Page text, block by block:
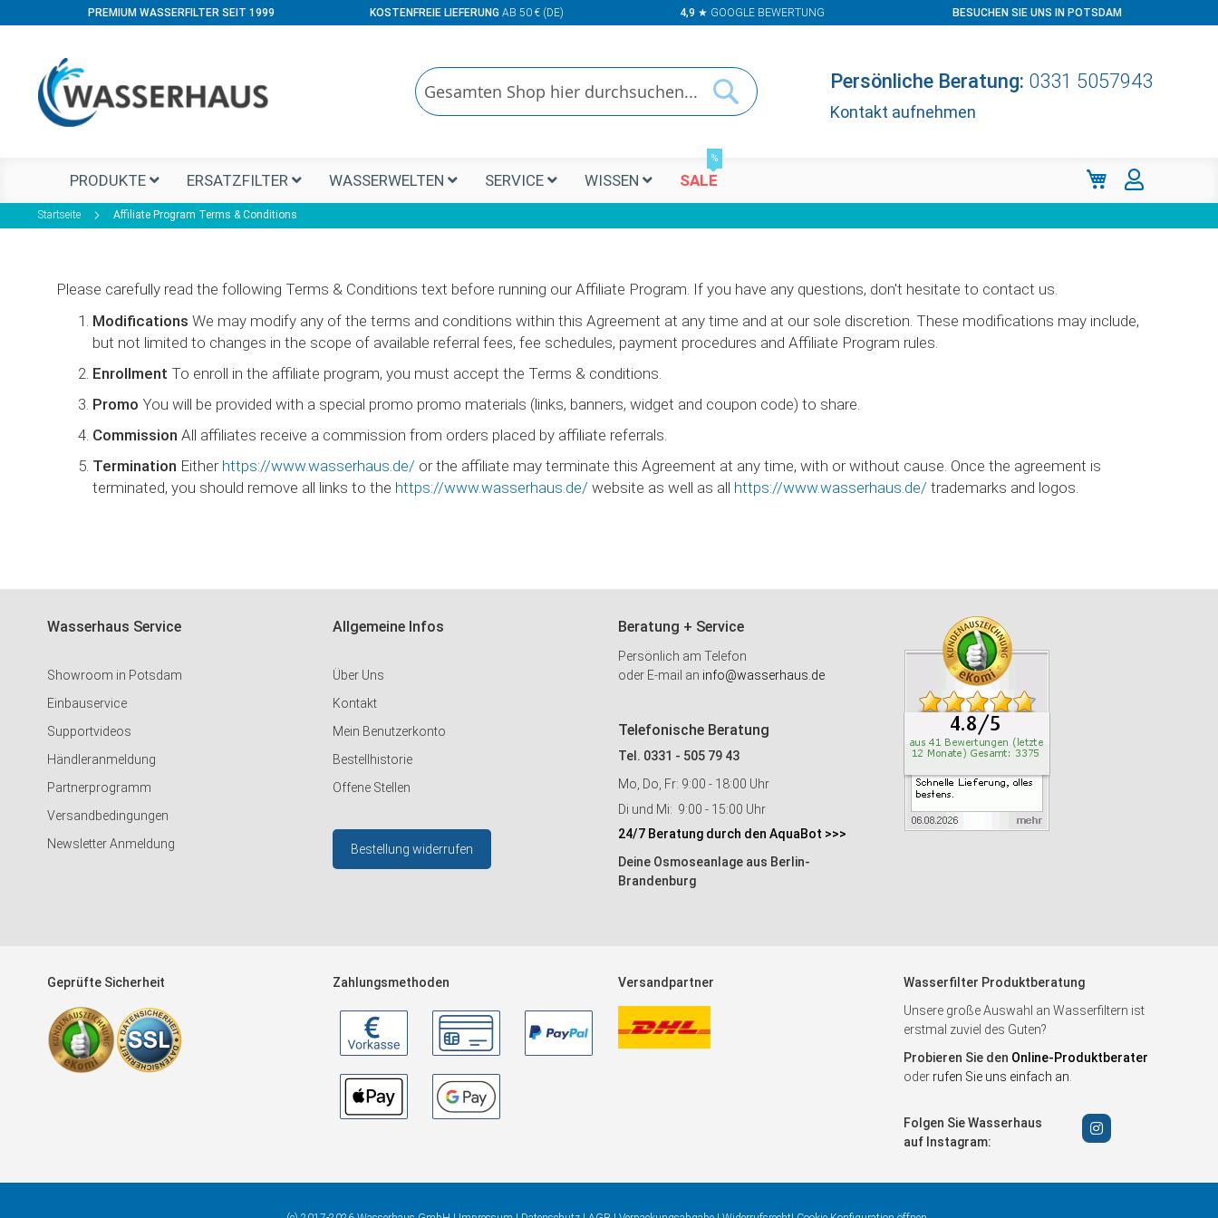
PREMIUM WASSERFILTER SEIT 1999 KOSTENFREIE LIEFERUNGAB 50 € (DE) 4,9 ★ GOOGLE BEWERTUNG BESUCHEN SIE UNS IN POTSDAM
Suchen
Persönliche Beratung: 0331 5057943
Kontakt aufnehmen
PRODUKTE ERSATZFILTER WASSERWELTEN SERVICE WISSEN SALE
%
Mein Warenkorb
Startseite Affiliate Program Terms & Conditions
Please carefully read the following Terms & Conditions text before running our Affiliate Program. If you have any questions, don't hesitate to contact us.
Modifications We may modify any of the terms and conditions within this Agreement at any time and at our sole discretion. These modifications may include,
but not limited to changes in the scope of available referral fees, fee schedules, payment procedures and Affiliate Program rules.
Enrollment To enroll in the affiliate program, you must accept the Terms & conditions.
Promo You will be provided with a special promo promo materials (links, banners, widget and coupon code) to share.
Commission All affiliates receive a commission from orders placed by affiliate referrals.
Termination Either https://www.wasserhaus.de/ or the affiliate may terminate this Agreement at any time, with or without cause. Once the agreement is
terminated, you should remove all links to the https://www.wasserhaus.de/ website as well as all https://www.wasserhaus.de/ trademarks and logos.
Wasserhaus Service
Showroom in Potsdam
Einbauservice
Supportvideos
Händleranmeldung
Partnerprogramm
Versandbedingungen
Newsletter Anmeldung
Allgemeine Infos
Über Uns
Kontakt
Mein Benutzerkonto
Bestellhistorie
Offene Stellen
Bestellung widerrufen
Beratung + Service
Persönlich am Telefon
oder E-mail an info@wasserhaus.de
Telefonische Beratung
Tel. 0331 - 505 79 43
Mo, Do, Fr: 9:00 - 18:00 Uhr
Di und Mi: 9:00 - 15:00 Uhr
24/7 Beratung durch den AquaBot >>>
Deine Osmoseanlage aus Berlin-
Brandenburg
Geprüfte Sicherheit Zahlungsmethoden Versandpartner
Wasserfilter Produktberatung
Unsere große Auswahl an Wasserfiltern ist
erstmal zuviel des Guten?
Probieren Sie den Online-Produktberater
oder rufen Sie uns einfach an
Folgen Sie Wasserhaus
auf Instagram: